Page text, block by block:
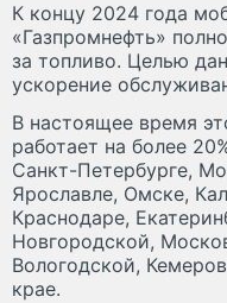
К концу 2024 года
«Газпромнефть»
за топливо. Целью
ускорение
В настоящее время
работает на более
Санкт-Петербурге,
Ярославле, Омске,
Краснодаре,
Новгородской,
Вологодской,
крае.